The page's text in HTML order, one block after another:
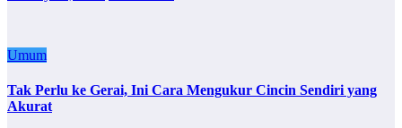
Umum
Tak Perlu ke Gerai, Ini Cara Mengukur Cincin Sendiri yang
Akurat